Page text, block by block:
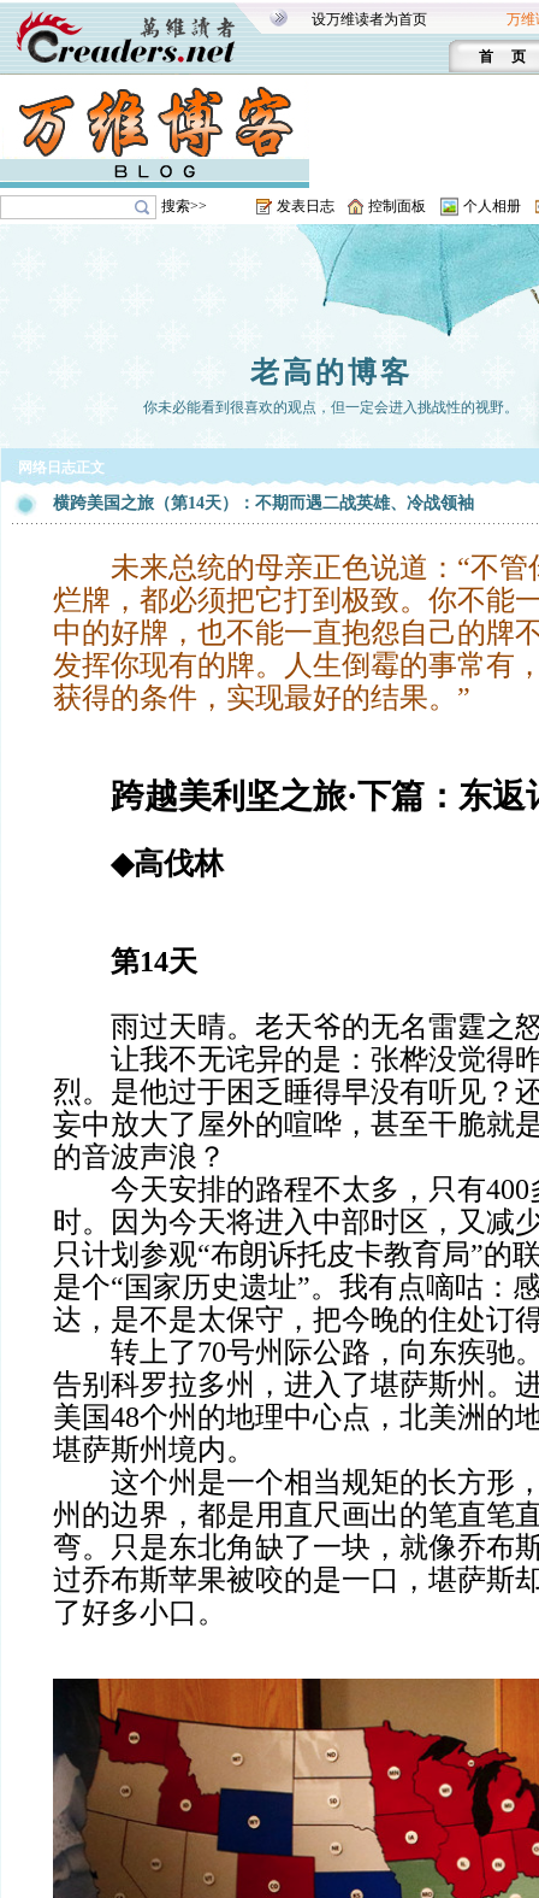
设万维读者为首页 万维
首 页
搜索>> 发表日志 控制面板 个人相册
老高的博客
你未必能看到很喜欢的观点，但一定会进入挑战性的视野。
网络日志正文
横跨美国之旅（第14天）：不期而遇二战英雄、冷战领袖
未来总统的母亲正色说道：“不管
烂牌，都必须把它打到极致。你不能
中的好牌，也不能一直抱怨自己的牌
发挥你现有的牌。人生倒霉的事常有
获得的条件，实现最好的结果。”
跨越美利坚之旅·下篇：东返
◆高伐林
第14天
雨过天晴。老天爷的无名雷霆之
让我不无诧异的是：张桦没觉得
烈。是他过于困乏睡得早没有听见？
妄中放大了屋外的喧哗，甚至干脆就
的音波声浪？
今天安排的路程不太多，只有400
时。因为今天将进入中部时区，又减
只计划参观“布朗诉托皮卡教育局”的
是个“国家历史遗址”。我有点嘀咕：
达，是不是太保守，把今晚的住处订
转上了70号州际公路，向东疾驰
告别科罗拉多州，进入了堪萨斯州。
美国48个州的地理中心点，北美洲的
堪萨斯州境内。
这个州是一个相当规矩的长方形
州的边界，都是用直尺画出的笔直笔
弯。只是东北角缺了一块，就像乔布
过乔布斯苹果被咬的是一口，堪萨斯
了好多小口。